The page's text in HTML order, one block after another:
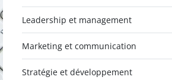
Leadership et management
Marketing et communication
Stratégie et développement